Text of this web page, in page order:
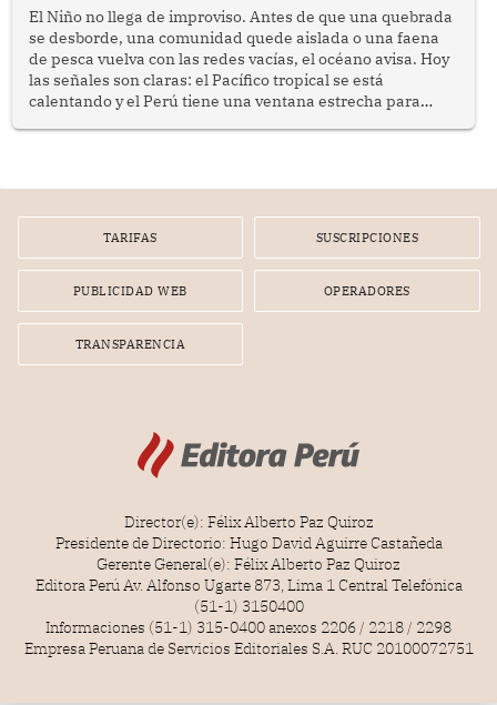
El Niño no llega de improviso. Antes de que una quebrada
se desborde, una comunidad quede aislada o una faena
de pesca vuelva con las redes vacías, el océano avisa. Hoy
las señales son claras: el Pacífico tropical se está
calentando y el Perú tiene una ventana estrecha para
TARIFAS SUSCRIPCIONES
PUBLICIDAD WEB OPERADORES
TRANSPARENCIA
Director(e): Félix Alberto Paz Quiroz
Presidente de Directorio: Hugo David Aguirre Castañeda
Gerente General(e): Félix Alberto Paz Quiroz
Editora Perú Av. Alfonso Ugarte 873, Lima 1 Central Telefónica
(51-1) 3150400
Informaciones (51-1) 315-0400 anexos 2206 / 2218 / 2298
Empresa Peruana de Servicios Editoriales S.A. RUC 20100072751